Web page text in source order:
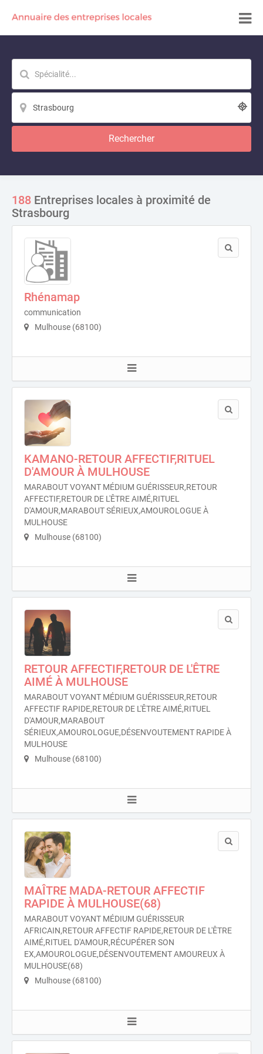
Rechercher
188 Entreprises locales à proximité de
Strasbourg
Rhénamap
communication
Mulhouse (68100)
KAMANO-RETOUR AFFECTIF,RITUEL
D'AMOUR À MULHOUSE
MARABOUT VOYANT MÉDIUM GUÉRISSEUR,RETOUR
AFFECTIF,RETOUR DE L'ÊTRE AIMÉ,RITUEL
D'AMOUR,MARABOUT SÉRIEUX,AMOUROLOGUE À
MULHOUSE
Mulhouse (68100)
RETOUR AFFECTIF,RETOUR DE L'ÊTRE
AIMÉ À MULHOUSE
MARABOUT VOYANT MÉDIUM GUÉRISSEUR,RETOUR
AFFECTIF RAPIDE,RETOUR DE L'ÊTRE AIMÉ,RITUEL
D'AMOUR,MARABOUT
SÉRIEUX,AMOUROLOGUE,DÉSENVOUTEMENT RAPIDE À
MULHOUSE
Mulhouse (68100)
MAÎTRE MADA-RETOUR AFFECTIF
RAPIDE À MULHOUSE(68)
MARABOUT VOYANT MÉDIUM GUÉRISSEUR
AFRICAIN,RETOUR AFFECTIF RAPIDE,RETOUR DE L'ÊTRE
AIMÉ,RITUEL D'AMOUR,RÉCUPÉRER SON
EX,AMOUROLOGUE,DÉSENVOUTEMENT AMOUREUX À
MULHOUSE(68)
Mulhouse (68100)